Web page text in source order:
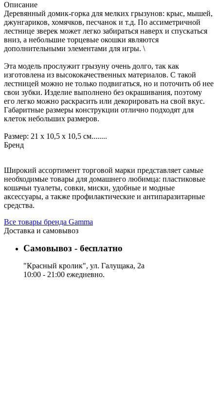
Описание
Деревянный домик-горка для мелких грызунов: крыс, мышей,
джунгариков, хомячков, песчанок и т.д. По ассиметричной
лестнице зверек может легко забираться наверх и спускаться
вниз, а небольшие торцевые окошки являются
дополнительными элементами для игры. \
Эта модель прослужит грызуну очень долго, так как
изготовлена из высококачественных материалов. С такой
лестницей можно не только подвигаться, но и поточить об нее
свои зубки. Изделие выполнено без окрашивания, поэтому
его легко можно раскрасить или декорировать на свой вкус.
Габаритные размеры конструкции отлично подходят для
клеток небольших размеров.
Размер: 21 х 10,5 х 10,5 см........
Бренд
Широкий ассортимент торговой марки представляет самые
необходимые товары для домашнего любимца: пластиковые
кошачьи туалеты, совки, миски, удобные и модные
аксессуары, а также профилактические и антипаразитарные
средства.
Все товары бренда Gamma
Доставка и самовывоз
Самовывоз - бесплатно
"Красный кролик", ул. Галущака, 2а
10:00 - 21:00 ежедневно.